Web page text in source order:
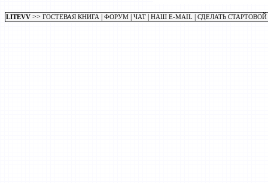
LITEVV >> ГОСТЕВАЯ КНИГА ФОРУМ ЧАТ НАШ E-MAIL СДЕЛАТЬ СТАРТОВОЙ